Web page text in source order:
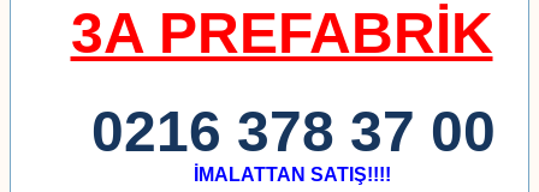
3A PREFABRİK
0216 378 37 00
İMALATTAN SATIŞ!!!!